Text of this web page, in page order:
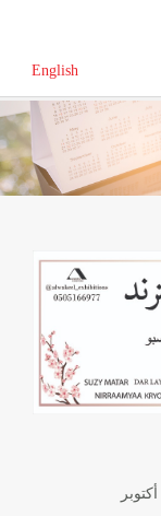
English